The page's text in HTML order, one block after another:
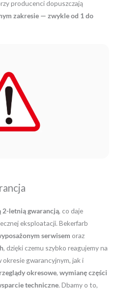
producenci dopuszczają
zakresie — zwykle od 1 do
2-letnią gwarancją, co daje
eksploatacji. Bekerfarb
serwisem oraz
, dzięki czemu szybko reagujemy na
gwarancyjnym, jak i
okresowe, wymianę części
techniczne. Dbamy o to,